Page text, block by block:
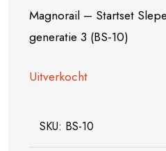
Magnorail – Startset
generatie 3 (BS-10)
Uitverkocht
SKU: BS-10